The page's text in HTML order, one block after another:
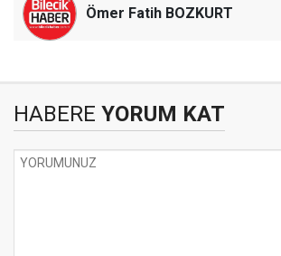
Ömer Fatih BOZKURT
HABERE YORUM KAT